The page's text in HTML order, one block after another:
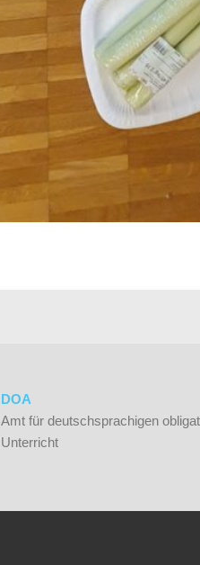
DOA
Amt für deutschsprachigen
Unterricht